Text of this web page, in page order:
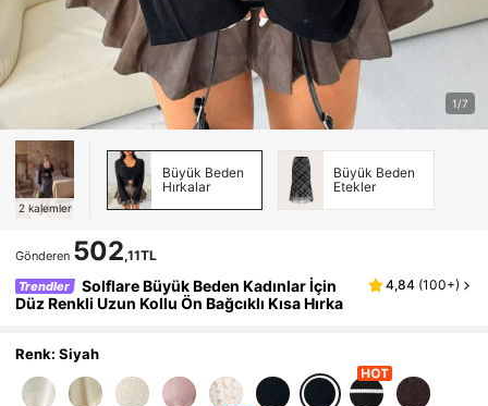
1/7
2 kalemler
Büyük Beden
Hırkalar
Büyük Beden
Etekler
Gönderen 502,11TL
Trendler
Solflare Büyük Beden Kadınlar İçin
Düz Renkli Uzun Kollu Ön Bağcıklı Kısa Hırka
4,84 (100+)
Renk: Siyah